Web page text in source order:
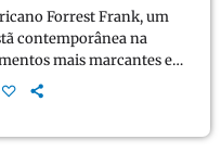
Forrest Frank, um
contemporânea na
mais marcantes e
de fé durante
Durante a conversa,